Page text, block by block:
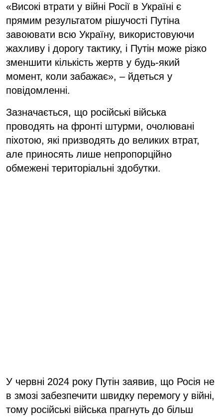
«Високі втрати у війні Росії в Україні є
прямим результатом рішучості Путіна
завоювати всю Україну, використовуючи
жахливу і дорогу тактику, і Путін може різко
зменшити кількість жертв у будь-який
момент, коли забажає», – йдеться у
повідомленні.
Зазначається, що російські війська
проводять на фронті штурми, очолювані
піхотою, які призводять до великих втрат,
але приносять лише непропорційно
обмежені територіальні здобутки.
У червні 2024 року Путін заявив, що Росія не
в змозі забезпечити швидку перемогу у війні,
тому російські війська прагнуть до більш